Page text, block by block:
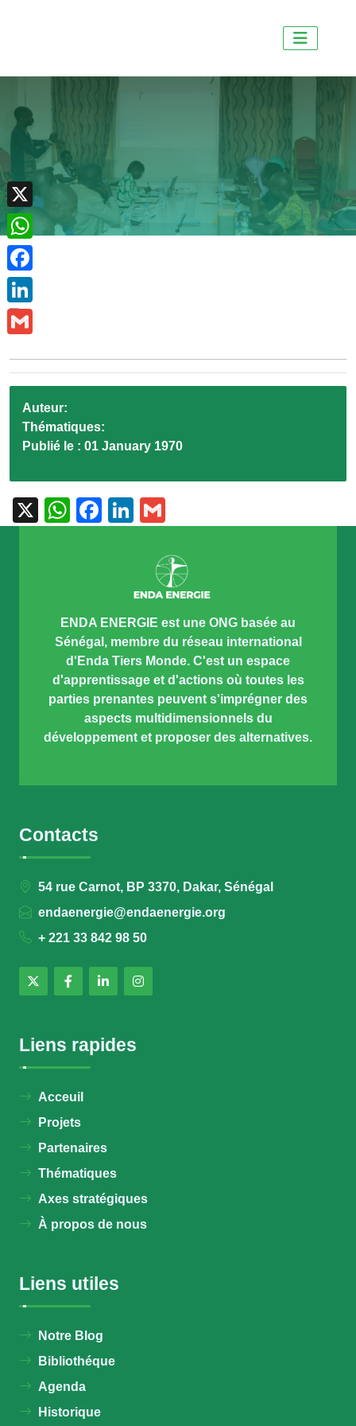
WhatsApp
Auteur:
Thématiques:
Publié le : 01 January 1970
X WhatsAppFacebook
LinkedIn
ENDA ENERGIE est une ONG basée au
Sénégal, membre du réseau international
d'Enda Tiers Monde. C'est un espace
d'apprentissage et d'actions où toutes les
parties prenantes peuvent s'imprégner des
aspects multidimensionnels du
développement et proposer des alternatives.
Contacts
54 rue Carnot, BP 3370, Dakar, Sénégal
endaenergie@endaenergie.org
+ 221 33 842 98 50
Liens rapides
Acceuil
Projets
Partenaires
Thématiques
Axes stratégiques
À propos de nous
Liens utiles
Notre Blog
Bibliothéque
Agenda
Historique